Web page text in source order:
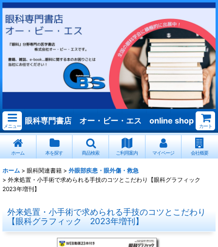
メニュー
眼科専門書店 オー・ビー・エス online shop
カート
ホーム 本を探す 商品検索 ご利用案内 マイページ 会社概要
ホーム > 眼科関連書籍 > 外眼部疾患・眼外傷・救急
> 外来処置・小手術で求められる手技のコツとこだわり【眼科グラフィック
2023年増刊】
外来処置・小手術で求められる手技のコツとこだわり
【眼科グラフィック 2023年増刊】